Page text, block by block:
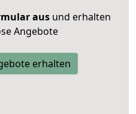
ausund erhalten
Angebote
erhalten